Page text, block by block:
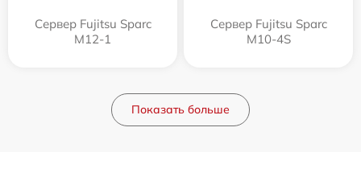
Сервер Fujitsu Sparc
M12-1
Сервер Fujitsu Sparc
M10-4S
Показать больше